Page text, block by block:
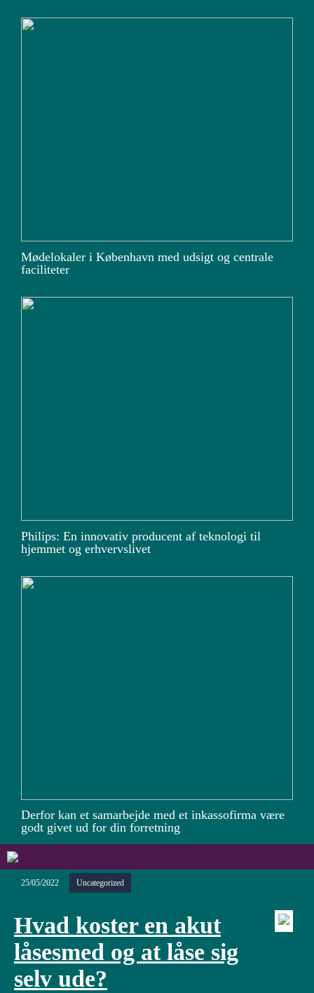
Mødelokaler i København med udsigt og centrale
faciliteter
Philips: En innovativ producent af teknologi til
hjemmet og erhvervslivet
Derfor kan et samarbejde med et inkassofirma være
godt givet ud for din forretning
25/05/2022 Uncategorized
Hvad koster en akut
låsesmed og at låse sig
selv ude?